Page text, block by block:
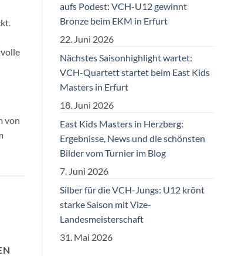
von
aufs Podest: VCH-U12 gewinnt
Bronze beim EKM in Erfurt
22. Juni 2026
Nächstes Saisonhighlight wartet:
VCH-Quartett startet beim East Kids
Masters in Erfurt
18. Juni 2026
East Kids Masters in Herzberg:
Ergebnisse, News und die schönsten
Bilder vom Turnier im Blog
7. Juni 2026
Silber für die VCH-Jungs: U12 krönt
starke Saison mit Vize-
Landesmeisterschaft
31. Mai 2026